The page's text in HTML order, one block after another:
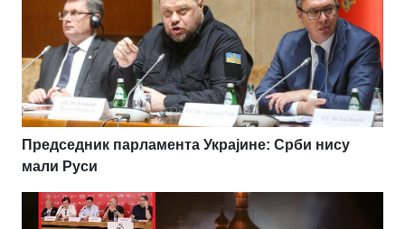
Председник парламента Украјине: Срби нису
мали Руси